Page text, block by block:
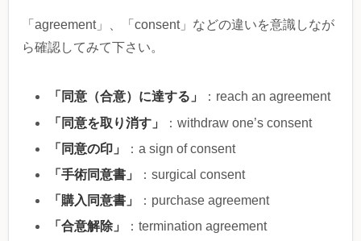
「agreement」、「consent」などの違いを意識しなが
ら確認してみて下さい。
「同意（合意）に達する」 ：reach an agreement
「同意を取り消す」 ：withdraw one’s consent
「同意の印」 ：a sign of consent
「手術同意書」 ：surgical consent
「購入同意書」 ：purchase agreement
「合意解除」 ：termination agreement